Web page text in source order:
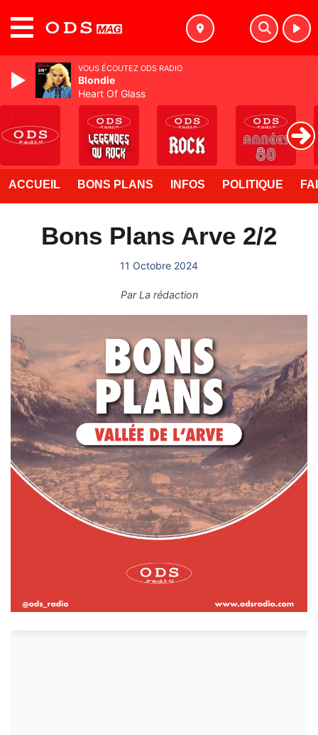
ACCUEIL BONS PLANS INFOS POLITIQUE
Bons Plans Arve 2/2
11 Octobre 2024
ParLa rédaction
VOUS ÉCOUTEZ ODS RADIO
Blondie
Heart Of Glass